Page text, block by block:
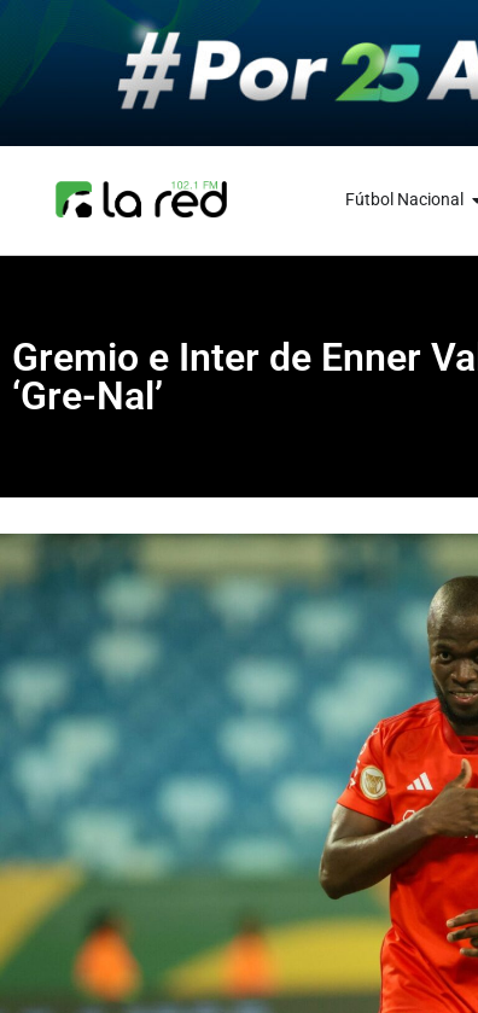
Fútbol Nacional
Gremio e Inter de Enner
‘Gre-Nal’